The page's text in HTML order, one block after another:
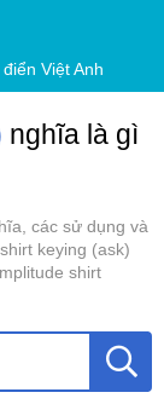
Việt Anh
nghĩa là gì
các sử dụng và
keying (ask)
shirt